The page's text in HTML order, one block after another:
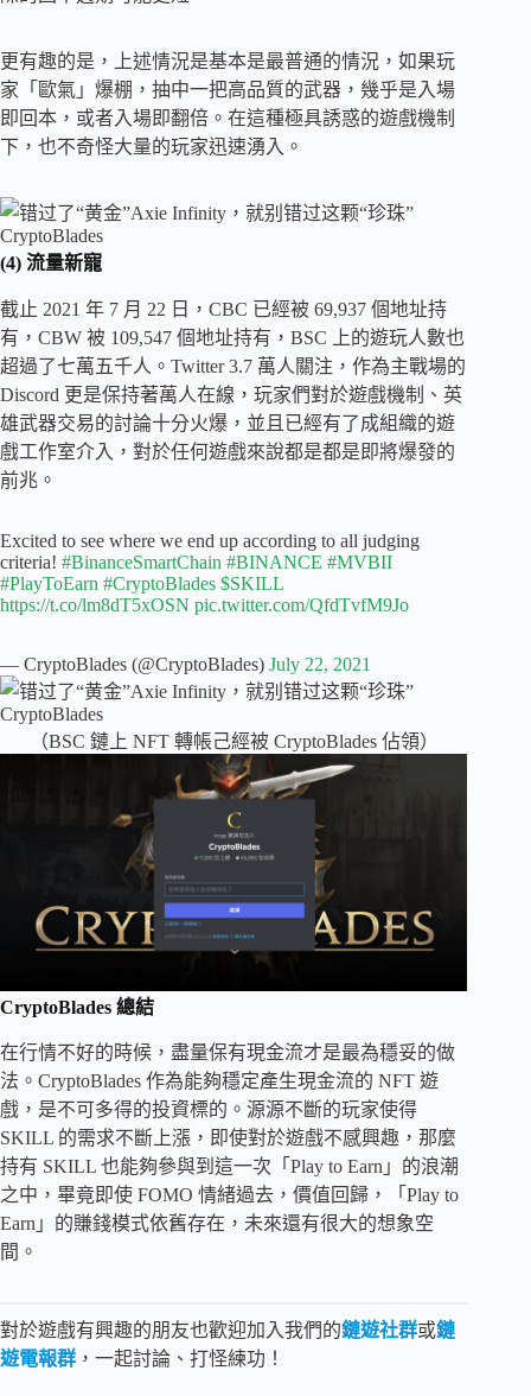
更有趣的是，上述情況是基本是最普通的情況，如果玩
家「歐氣」爆棚，抽中一把高品質的武器，幾乎是入場
即回本，或者入場即翻倍。在這種極具誘惑的遊戲機制
下，也不奇怪大量的玩家迅速湧入。
(4) 流量新寵
截止 2021 年 7 月 22 日，CBC 已經被 69,937 個地址持
有，CBW 被 109,547 個地址持有，BSC 上的遊玩人數也
超過了七萬五千人。Twitter 3.7 萬人關注，作為主戰場的
Discord 更是保持著萬人在線，玩家們對於遊戲機制、英
雄武器交易的討論十分火爆，並且已經有了成組織的遊
戲工作室介入，對於任何遊戲來說都是都是即將爆發的
前兆。
Excited to see where we end up according to all judging
criteria! #BinanceSmartChain #BINANCE #MVBII
#PlayToEarn #CryptoBlades $SKILL
https://t.co/lm8dT5xOSN pic.twitter.com/QfdTvfM9Jo
— CryptoBlades (@CryptoBlades) July 22, 2021
（BSC 鏈上 NFT 轉帳己經被 CryptoBlades 佔領）
CryptoBlades 總結
在行情不好的時候，盡量保有現金流才是最為穩妥的做
法。CryptoBlades 作為能夠穩定產生現金流的 NFT 遊
戲，是不可多得的投資標的。源源不斷的玩家使得
SKILL 的需求不斷上漲，即使對於遊戲不感興趣，那麼
持有 SKILL 也能夠參與到這一次「Play to Earn」的浪潮
之中，畢竟即使 FOMO 情緒過去，價值回歸，「Play to
Earn」的賺錢模式依舊存在，未來還有很大的想象空
間。
對於遊戲有興趣的朋友也歡迎加入我們的鏈遊社群或鏈
遊電報群 ，一起討論、打怪練功！